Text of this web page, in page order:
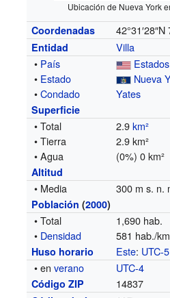
Ubicación de Nueva York
Coordenadas 42°31′28″N
Entidad
Villa
• País
• Estado
Nueva
•Condado Yates
Superficie
• Total 2.9km²
• Tierra
2.9 km²
• Agua
(0%) 0 km²
Altitud
• Media 300 m s. n.
Población (2000)
• Total
1,690 hab.
• Densidad 581 hab./
Huso horario Este: UTC-5
• enverano UTC-4
Código ZIP 14837